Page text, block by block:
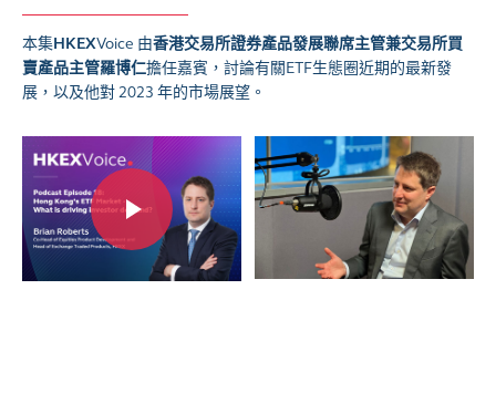
本集HKEXVoice 由香港交易所證券產品發展聯席主管兼交易所買
賣產品主管羅博仁擔任嘉賓，討論有關ETF生態圈近期的最新發
展，以及他對2023 年的市場展望。